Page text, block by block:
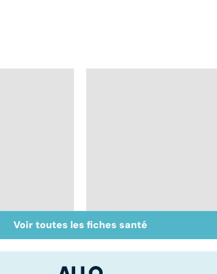
sur le
Staphylocoque doré :
une bactérie sous
Voir toutes les fiches santé